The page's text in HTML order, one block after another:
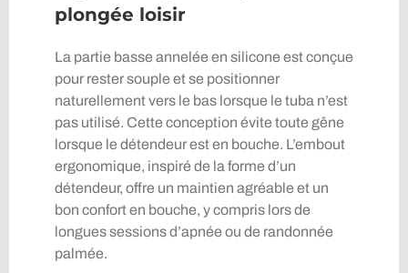
plongée loisir
La partie basse annelée en silicone est conçue
pour rester souple et se positionner
naturellement vers le bas lorsque le tuba n’est
pas utilisé. Cette conception évite toute gêne
lorsque le détendeur est en bouche. L’embout
ergonomique, inspiré de la forme d’un
détendeur, offre un maintien agréable et un
bon confort en bouche, y compris lors de
longues sessions d’apnée ou de randonnée
palmée.